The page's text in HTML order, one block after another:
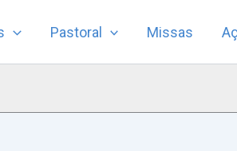
Pastoral Missas